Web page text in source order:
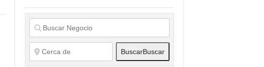
BuscarBuscar